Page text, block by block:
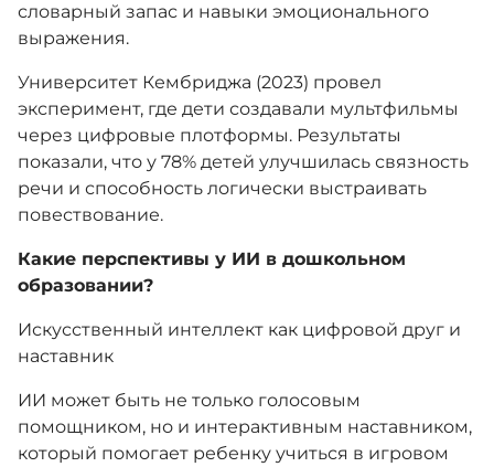
словарный запас и навыки эмоционального
выражения.
Университет Кембриджа (2023) провел
эксперимент, где дети создавали мультфильмы
через цифровые плотформы. Результаты
показали, что у 78% детей улучшилась связность
речи и способность логически выстраивать
повествование.
Какие перспективы у ИИ в дошкольном
образовании?
Искусственный интеллект как цифровой друг и
наставник
ИИ может быть не только голосовым
помощником, но и интерактивным наставником,
который помогает ребенку учиться в игровом